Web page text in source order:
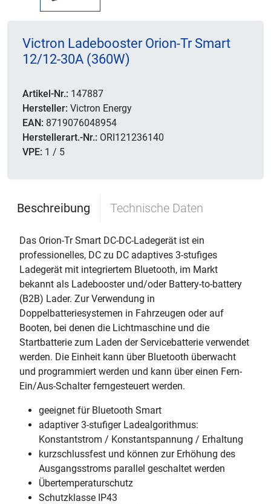
Victron Ladebooster Orion-Tr Smart
12/12-30A (360W)
Artikel-Nr.: 147887
Hersteller: Victron Energy
EAN: 8719076048954
Herstellerart.-Nr.: ORI121236140
VPE: 1 / 5
Beschreibung Technische Daten
Das Orion-Tr Smart DC-DC-Ladegerät ist ein
professionelles, DC zu DC adaptives 3-stufiges
Ladegerät mit integriertem Bluetooth, im Markt
bekannt als Ladebooster und/oder Battery-to-battery
(B2B) Lader. Zur Verwendung in
Doppelbatteriesystemen in Fahrzeugen oder auf
Booten, bei denen die Lichtmaschine und die
Startbatterie zum Laden der Servicebatterie verwendet
werden. Die Einheit kann über Bluetooth überwacht
und programmiert werden und kann über einen Fern-
Ein/Aus-Schalter ferngesteuert werden.
geeignet für Bluetooth Smart
adaptiver 3-stufiger Ladealgorithmus:
Konstantstrom / Konstantspannung / Erhaltung
kurzschlussfest und können zur Erhöhung des
Ausgangsstroms parallel geschaltet werden
Übertemperaturschutz
Schutzklasse IP43